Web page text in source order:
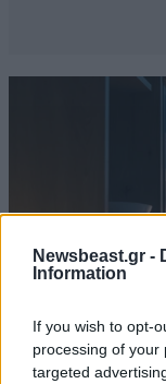
Newsbeast.gr -
Information
If you wish to opt-
processing of your
targeted